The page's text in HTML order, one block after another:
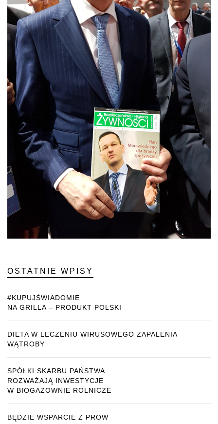
OSTATNIE WPISY
#KUPUJŚWIADOMIE
NA GRILLA – PRODUKT POLSKI
DIETA W LECZENIU WIRUSOWEGO ZAPALENIA
WĄTROBY
SPÓŁKI SKARBU PAŃSTWA
ROZWAŻAJĄ INWESTYCJE
W BIOGAZOWNIE ROLNICZE
BĘDZIE WSPARCIE Z PROW